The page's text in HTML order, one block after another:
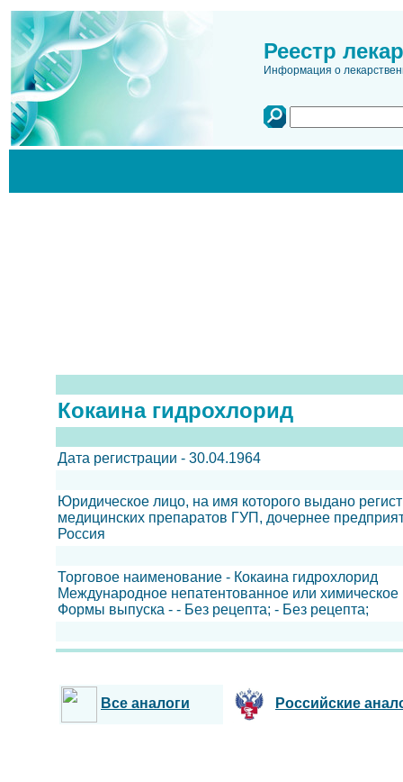
Реестр
Информация о
Кокаина гидрохлорид
Дата регистрации - 30.04.1964
Юридическое лицо, на имя которого выдано
медицинских препаратов ГУП, дочернее
Россия
Торговое наименование - Кокаина гидрохлорид
Международное непатентованное или
Формы выпуска - - Без рецепта; - Без рецепта;
Все аналоги Российские